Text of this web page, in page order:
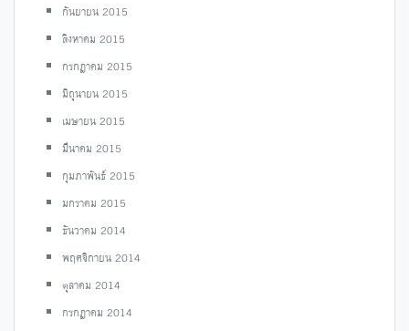
กันยายน 2015
สิงหาคม 2015
กรกฎาคม 2015
มิถุนายน 2015
เมษายน 2015
มีนาคม 2015
กุมภาพันธ์ 2015
มกราคม 2015
ธันวาคม 2014
พฤศจิกายน 2014
ตุลาคม 2014
กรกฎาคม 2014